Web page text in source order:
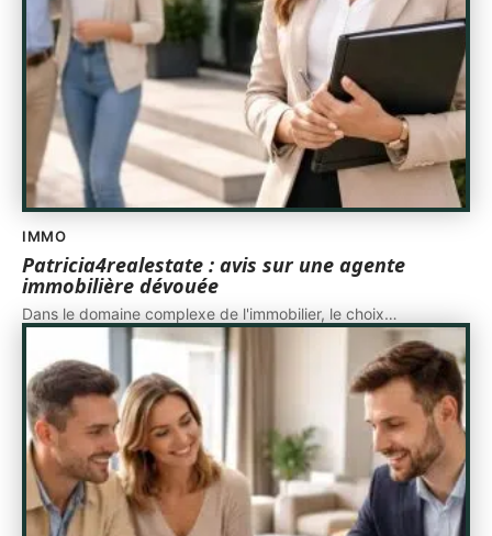
IMMO
Patricia4realestate : avis sur une agente
immobilière dévouée
Dans le domaine complexe de l'immobilier, le choix…